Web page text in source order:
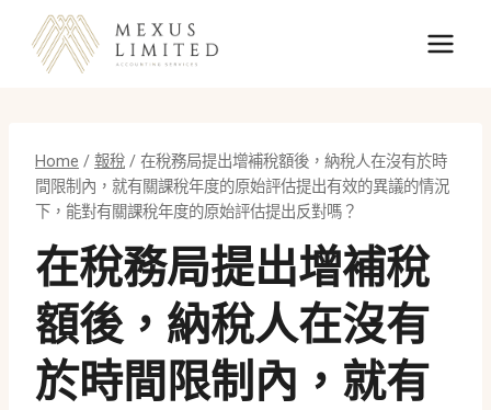
content
Home / 報稅 / 在稅務局提出增補稅額後，納稅人在沒有於時
間限制內，就有關課稅年度的原始評估提出有效的異議的情況
下，能對有關課稅年度的原始評估提出反對嗎？
在稅務局提出增補稅
額後，納稅人在沒有
於時間限制內，就有